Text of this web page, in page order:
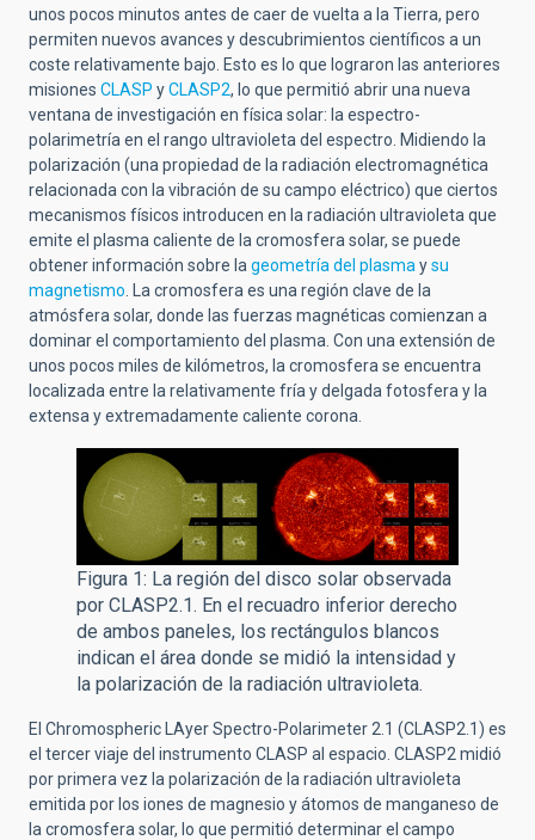
unos pocos minutos antes de caer de vuelta a la Tierra, pero
permiten nuevos avances y descubrimientos científicos a un
coste relativamente bajo. Esto es lo que lograron las anteriores
misiones CLASP yCLASP2, lo que permitió abrir una nueva
ventana de investigación en física solar: la espectro-
polarimetría en el rango ultravioleta del espectro. Midiendo la
polarización (una propiedad de la radiación electromagnética
relacionada con la vibración de su campo eléctrico) que ciertos
mecanismos físicos introducen en la radiación ultravioleta que
emite el plasma caliente de la cromosfera solar, se puede
obtener información sobre la geometría del plasma ysu
magnetismo . La cromosfera es una región clave de la
atmósfera solar, donde las fuerzas magnéticas comienzan a
dominar el comportamiento del plasma. Con una extensión de
unos pocos miles de kilómetros, la cromosfera se encuentra
localizada entre la relativamente fría y delgada fotosfera y la
extensa y extremadamente caliente corona.
Figura 1: La región del disco solar observada
por CLASP2.1. En el recuadro inferior derecho
de ambos paneles, los rectángulos blancos
indican el área donde se midió la intensidad y
la polarización de la radiación ultravioleta.
El Chromospheric LAyer Spectro-Polarimeter 2.1 (CLASP2.1) es
el tercer viaje del instrumento CLASP al espacio. CLASP2 midió
por primera vez la polarización de la radiación ultravioleta
emitida por los iones de magnesio y átomos de manganeso de
la cromosfera solar, lo que permitió determinar el campo